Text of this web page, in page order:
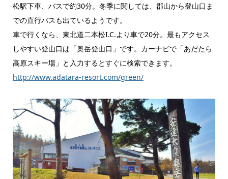
松駅下車、バスで約30分。冬季に関しては、郡山から登山口ま
での直行バスも出ているようです。
車で行くなら、東北道二本松I.C.より車で20分。最もアクセス
しやすい登山口は「奥岳登山口」です。カーナビで「あだたら
高原スキー場」と入力するとすぐに検索できます。
http://www.adatara-resort.com/green/